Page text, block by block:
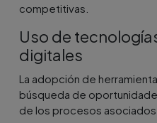
competitivas.
Uso de
digitales
La adopción de
búsqueda de
de los procesos asociados.